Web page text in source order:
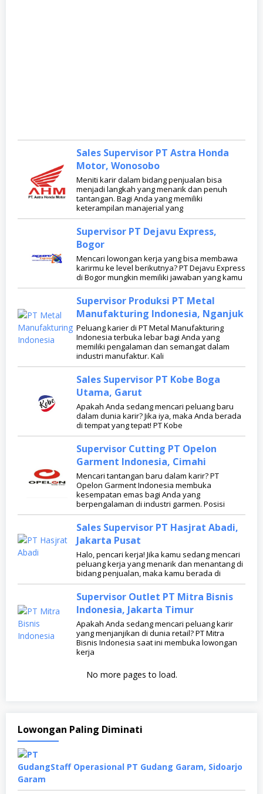
Sales Supervisor PT Astra Honda
Motor, Wonosobo
Meniti karir dalam bidang penjualan bisa
menjadi langkah yang menarik dan penuh
tantangan. Bagi Anda yang memiliki
keterampilan manajerial yang
Supervisor PT Dejavu Express,
Bogor
Mencari lowongan kerja yang bisa membawa
karirmu ke level berikutnya? PT Dejavu Express
di Bogor mungkin memiliki jawaban yang kamu
Supervisor Produksi PT Metal
Manufakturing Indonesia, Nganjuk
Peluang karier di PT Metal Manufakturing
Indonesia terbuka lebar bagi Anda yang
memiliki pengalaman dan semangat dalam
industri manufaktur. Kali
Sales Supervisor PT Kobe Boga
Utama, Garut
Apakah Anda sedang mencari peluang baru
dalam dunia karir? Jika iya, maka Anda berada
di tempat yang tepat! PT Kobe
Supervisor Cutting PT Opelon
Garment Indonesia, Cimahi
Mencari tantangan baru dalam karir? PT
Opelon Garment Indonesia membuka
kesempatan emas bagi Anda yang
berpengalaman di industri garmen. Posisi
Sales Supervisor PT Hasjrat Abadi,
Jakarta Pusat
Halo, pencari kerja! Jika kamu sedang mencari
peluang kerja yang menarik dan menantang di
bidang penjualan, maka kamu berada di
Supervisor Outlet PT Mitra Bisnis
Indonesia, Jakarta Timur
Apakah Anda sedang mencari peluang karir
yang menjanjikan di dunia retail? PT Mitra
Bisnis Indonesia saat ini membuka lowongan
kerja
No more pages to load.
Lowongan Paling Diminati
Staff Operasional PT Gudang Garam, Sidoarjo